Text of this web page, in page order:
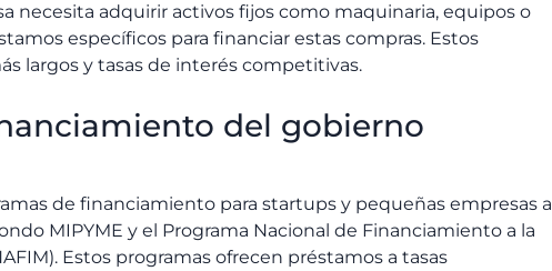
necesita adquirir activos fijos como maquinaria, equipos o
específicos para financiar estas compras. Estos
largos y tasas de interés competitivas.
del gobierno
de financiamiento para startups y pequeñas empresas a
MIPYME y el Programa Nacional de Financiamiento a la
Estos programas ofrecen préstamos a tasas